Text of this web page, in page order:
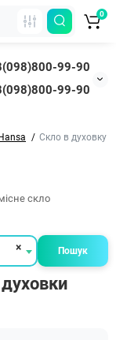
99-90
99-90
0
Скло в духовку
скло
× Пошук